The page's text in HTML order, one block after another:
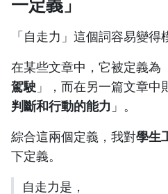
一定義」
「自走力」這個詞容易變得
在某些文章中，它被定義為
駕駛 」，而在另一篇文章中
判斷和行動的能力 」。
綜合這兩個定義，我對學生
下定義。
自走力是，